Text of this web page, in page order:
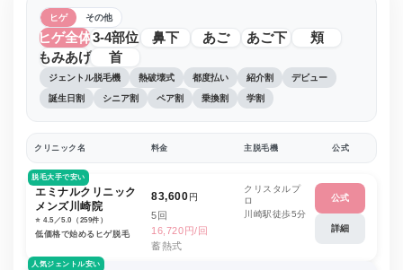
ヒゲ その他
ヒゲ全体3-4部位 鼻下 あご あご下
頬
もみあげ
首
ジェントル脱毛機 熱破壊式 都度払い 紹介割 デビュー
誕生日割 シニア割 ペア割 乗換割 学割
クリニック名 料金 主脱毛機 公式
脱毛大手で安い
エミナルクリニック
メンズ川崎院
⭐️ 4.5／5.0（259件）
低価格で始めるヒゲ脱毛
83,600円
5回
16,720円/回
蓄熱式
クリスタルプ
ロ
川崎駅徒歩5分
公式
詳細
人気ジェントル安い